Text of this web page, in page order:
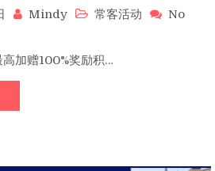
Mindy 常客活动
No
加赠100%奖励积…